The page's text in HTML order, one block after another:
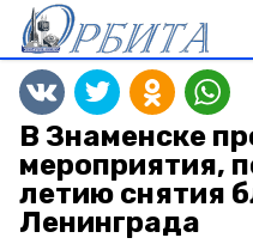
В Знаменске
мероприятия,
летию снятия
Ленинграда